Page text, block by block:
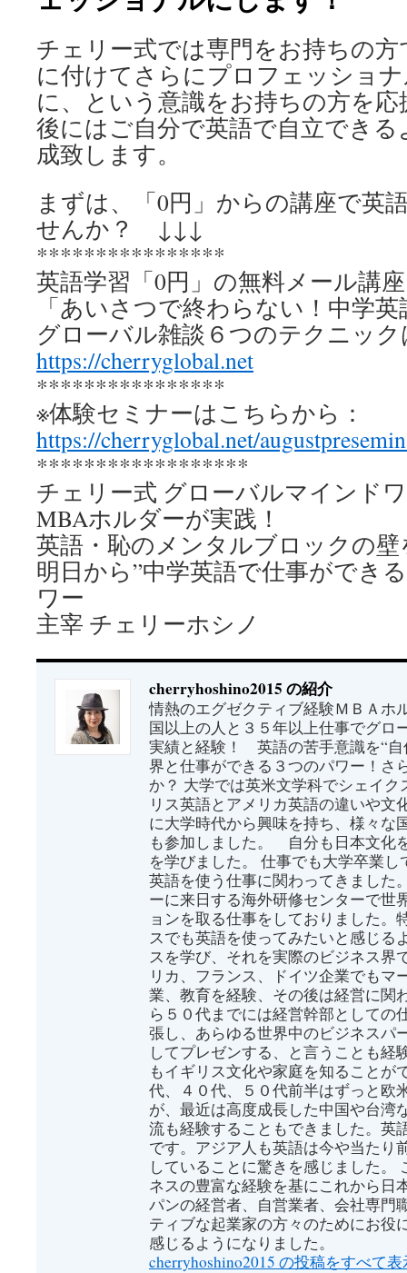
チェリー式では専門をお持ちの
に付けてさらにプロフェッショ
に、という意識をお持ちの方を
後にはご自分で英語で自立でき
成致します。
まずは、「0円」からの講座で英
せんか？ ↓↓↓
****************
英語学習「0円」の無料メール講
「あいさつで終わらない！中学
グローバル雑談６つのテクニ
https://cherryglobal.net
****************
※体験セミナーはこちらから：
https://cherryglobal.net/
******************
チェリー式 グローバルマインド
MBAホルダーが実践！
英語・恥のメンタルブロックの壁
明日から”中学英語で仕事ができ
ワー
主宰 チェリーホシノ
cherryhoshino2015 の紹介
情熱のエグゼクティブ経験ＭＢＡホ
国以上の人と３５年以上仕事でグロ
実績と経験！ 英語の苦手意識を“自
界と仕事ができる３つのパワー！さ
か？ 大学では英米文学科でシェイ
リス英語とアメリカ英語の違いや文
に大学時代から興味を持ち、様々な
も参加しました。 自分も日本文化
を学びました。 仕事でも大学卒業
英語を使う仕事に関わってきました
ーに来日する海外研修センターで世
ョンを取る仕事をしておりました。
スでも英語を使ってみたいと感じる
スを学び、それを実際のビジネス界
リカ、フランス、ドイツ企業でもマ
業、教育を経験、その後は経営に関
ら５０代までには経営幹部としての
張し、あらゆる世界中のビジネスパ
してプレゼンする、と言うことも経
もイギリス文化や家庭を知ることが
代、４０代、５０代前半はずっと欧
が、最近は高度成長した中国や台湾
流も経験することもできました。英
です。アジア人も英語は今や当たり
していることに驚きを感じました。
ネスの豊富な経験を基にこれから日
パンの経営者、自営業者、会社専門
ティブな起業家の方々のためにお役
感じるようになりました。
cherryhoshino2015 の投稿をすべて